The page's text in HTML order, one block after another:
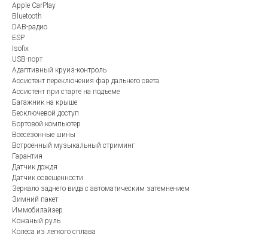
Apple CarPlay
Bluetooth
DAB-радио
ESP
Isofix
USB-порт
Адаптивный круиз-контроль
Ассистент переключения фар дальнего света
Ассистент при старте на подъеме
Багажник на крыше
Бесключевой доступ
Бортовой компьютер
Всесезонные шины
Встроенный музыкальный стриминг
Гарантия
Датчик дождя
Датчик освещенности
Зеркало заднего вида с автоматическим затемнением
Зимний пакет
Иммобилайзер
Кожаный руль
Колеса из легкого сплава